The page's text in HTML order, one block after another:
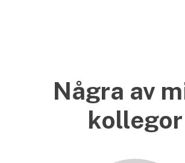
Några av
kollegor